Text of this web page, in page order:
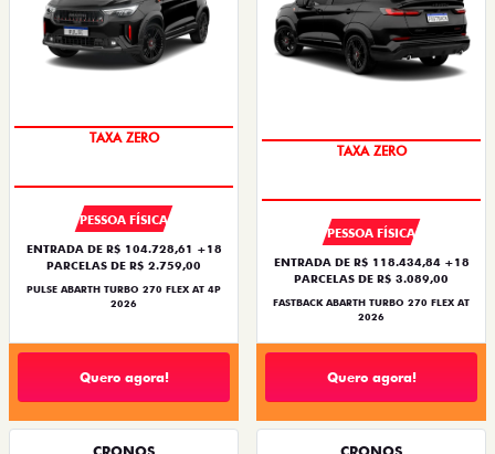
PESSOA FÍSICA
ENTRADA DE R$ 104.728,61 +18
PARCELAS DE R$ 2.759,00
PULSE ABARTH TURBO 270 FLEX AT 4P
2026
Quero agora!
PESSOA FÍSICA
ENTRADA DE R$ 118.434,84 +18
PARCELAS DE R$ 3.089,00
FASTBACK ABARTH TURBO 270 FLEX AT
2026
Quero agora!